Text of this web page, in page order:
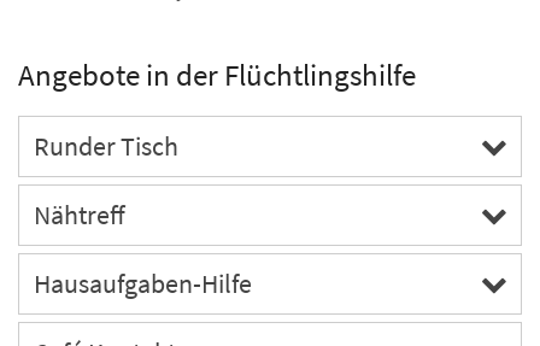
Angebote in der Flüchtlingshilfe
Runder Tisch
Nähtreff
Hausaufgaben-Hilfe